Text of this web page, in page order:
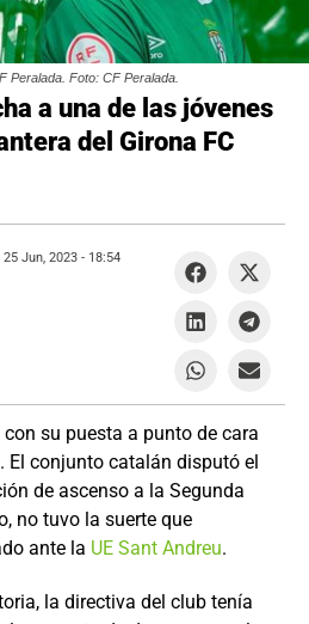
Peralada. Foto: CF Peralada.
a una de las jóvenes
del Girona FC
su puesta a punto de cara
El conjunto catalán disputó el
de ascenso a la Segunda
no tuvo la suerte que
ante la UE Sant Andreu.
la directiva del club tenía
25 Jun, 2023 - 18:54